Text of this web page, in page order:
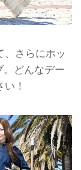
、さらにホッ
。どんなデー
！